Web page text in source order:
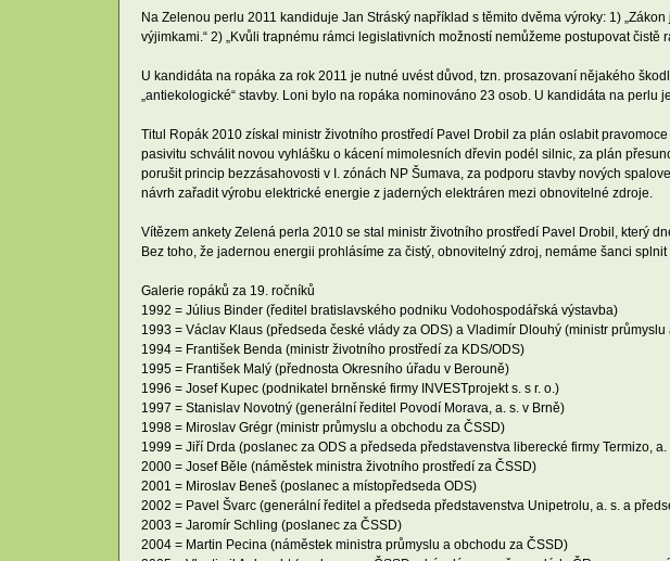
Na Zelenou perlu 2011 kandiduje Jan Stráský například s těmito dvěma výroky: 1)
výjimkami.“ 2) „Kvůli trapnému rámci legislativních možností nemůžeme postupovat čistě
U kandidáta na ropáka za rok 2011 je nutné uvést důvod, tzn. prosazovaní nějakého
„antiekologické“ stavby. Loni bylo na ropáka nominováno 23 osob. U kandidáta na
Titul Ropák 2010 získal ministr životního prostředí Pavel Drobil za plán oslabit
pasivitu schválit novou vyhlášku o kácení mimolesních dřevin podél silnic, za plán
porušit princip bezzásahovosti v I. zónách NP Šumava, za podporu stavby nových
návrh zařadit výrobu elektrické energie z jaderných elektráren mezi obnovitelné zdroje.
Vítězem ankety Zelená perla 2010 se stal ministr životního prostředí Pavel Drobil, který
Bez toho, že jadernou energii prohlásíme za čistý, obnovitelný zdroj, nemáme šanci
Galerie ropáků za 19. ročníků
1992 = Július Binder (ředitel bratislavského podniku Vodohospodářská výstavba)
1993 = Václav Klaus (předseda české vlády za ODS) a Vladimír Dlouhý (ministr
1994 = František Benda (ministr životního prostředí za KDS/ODS)
1995 = František Malý (přednosta Okresního úřadu v Berouně)
1996 = Josef Kupec (podnikatel brněnské firmy INVESTprojekt s. s r. o.)
1997 = Stanislav Novotný (generální ředitel Povodí Morava, a. s. v Brně)
1998 = Miroslav Grégr (ministr průmyslu a obchodu za ČSSD)
1999 = Jiří Drda (poslanec za ODS a předseda představenstva liberecké firmy Termizo, a.
2000 = Josef Běle (náměstek ministra životního prostředí za ČSSD)
2001 = Miroslav Beneš (poslanec a místopředseda ODS)
2002 = Pavel Švarc (generální ředitel a předseda představenstva Unipetrolu, a. s. a
2003 = Jaromír Schling (poslanec za ČSSD)
2004 = Martin Pecina (náměstek ministra průmyslu a obchodu za ČSSD)